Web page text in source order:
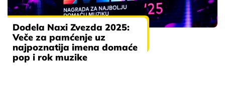
Dodela Naxi Zvezda 2025:
Veče za pamćenje uz
najpoznatija imena domaće
pop i rok muzike